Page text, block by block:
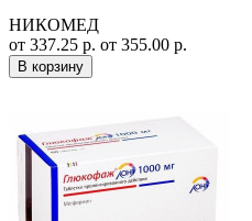
НИКОМЕД
от 337.25 р. от 355.00 р.
В корзину